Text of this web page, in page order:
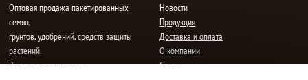
Oптовая продажа пакетированных
семян,
грунтов, удобрений, средств защиты
растений.
Все права защищены.
Новости
Продукция
Доставка и оплата
О компании
Статьи